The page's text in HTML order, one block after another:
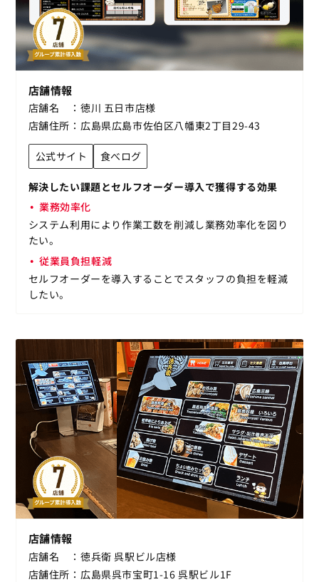
店舗情報
店舗名
徳川 五日市店様
店舗住所
広島県広島市佐伯区八幡東2丁目29-43
公式サイト 食べログ
解決したい課題とセルフオーダー導入で獲得する効果
業務効率化
システム利用により作業工数を削減し業務効率化を図り
たい。
従業員負担軽減
セルフオーダーを導入することでスタッフの負担を軽減
したい。
店舗情報
店舗名
徳兵衛 呉駅ビル店様
店舗住所
広島県呉市宝町1-16 呉駅ビル1F